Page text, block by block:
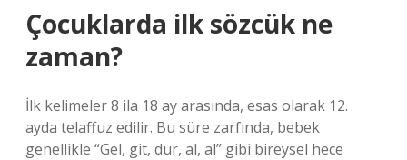
Çocuklarda ilk sözcük ne
zaman?
İlk kelimeler 8 ila 18 ay arasında, esas olarak 12.
ayda telaffuz edilir. Bu süre zarfında, bebek
genellikle “Gel, git, dur, al, al” gibi bireysel hece